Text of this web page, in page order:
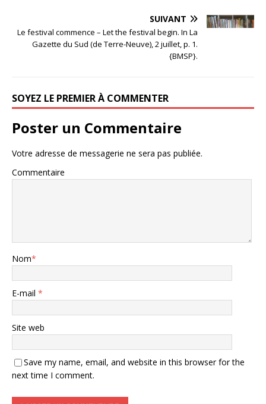
SUIVANT
Le festival commence – Let the festival begin. In La
Gazette du Sud (de Terre-Neuve), 2 juillet, p. 1.
{BMSP}.
SOYEZ LE PREMIER À COMMENTER
Poster un Commentaire
Votre adresse de messagerie ne sera pas publiée.
Commentaire
Nom*
E-mail *
Site web
Save my name, email, and website in this browser for the
next time I comment.